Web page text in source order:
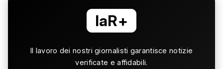
laR+
Il lavoro dei nostri giornalisti garantisce notizie
verificate e affidabili.